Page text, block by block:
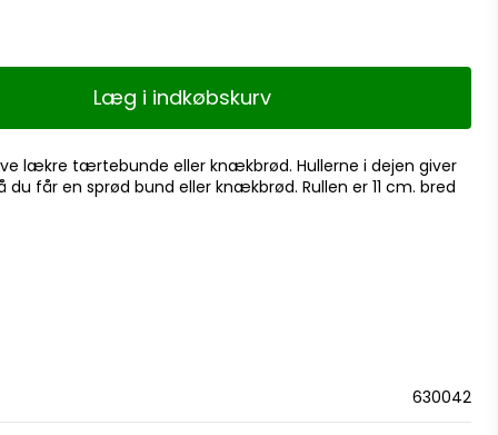
Læg i indkøbskurv
lækre tærtebunde eller knækbrød. Hullerne i dejen giver
får en sprød bund eller knækbrød. Rullen er 11 cm. bred
630042